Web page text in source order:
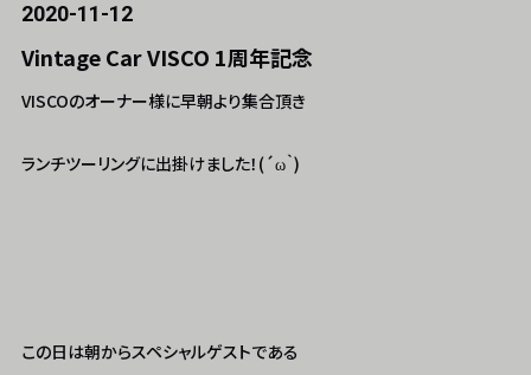
2020-11-12
Vintage Car VISCO 1周年記念
VISCOのオーナー様に早朝より集合頂き
ランチツーリングに出掛けました！(´ω｀)
この日は朝からスペシャルゲストである